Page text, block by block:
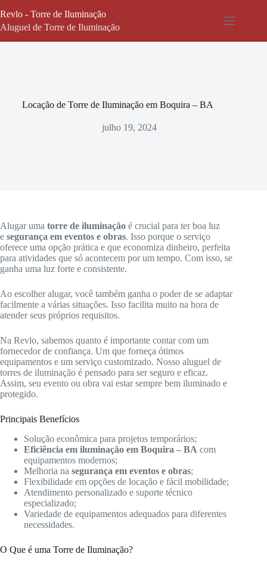
para
o
Revlo - Torre de Iluminação
Aluguel de Torre de Iluminação
Locação de Torre de Iluminação em Boquira – BA
julho 19, 2024
Alugar uma torre de iluminação é crucial para ter boa luz
e segurança em eventos e obras. Isso porque o serviço
oferece uma opção prática e que economiza dinheiro, perfeita
para atividades que só acontecem por um tempo. Com isso, se
ganha uma luz forte e consistente.
Ao escolher alugar, você também ganha o poder de se adaptar
facilmente a várias situações. Isso facilita muito na hora de
atender seus próprios requisitos.
Na Revlo, sabemos quanto é importante contar com um
fornecedor de confiança. Um que forneça ótimos
equipamentos e um serviço customizado. Nosso aluguel de
torres de iluminação é pensado para ser seguro e eficaz.
Assim, seu evento ou obra vai estar sempre bem iluminado e
protegido.
Principais Benefícios
Solução econômica para projetos temporários;
Eficiência em iluminação em Boquira – BA com
equipamentos modernos;
Melhoria na segurança em eventos e obras;
Flexibilidade em opções de locação e fácil mobilidade;
Atendimento personalizado e suporte técnico
especializado;
Variedade de equipamentos adequados para diferentes
necessidades.
O Que é uma Torre de Iluminação?